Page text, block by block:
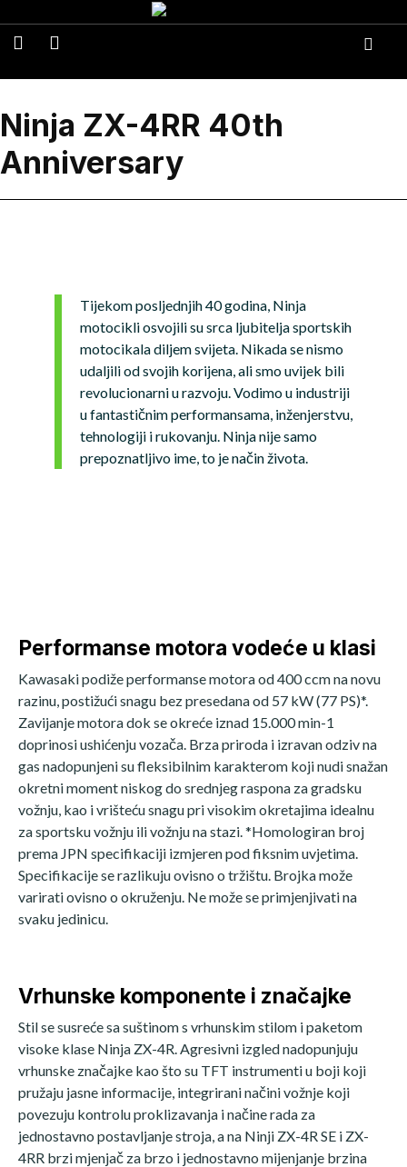
Ninja ZX-4RR 40th
Anniversary
Tijekom posljednjih 40 godina, Ninja
motocikli osvojili su srca ljubitelja sportskih
motocikala diljem svijeta. Nikada se nismo
udaljili od svojih korijena, ali smo uvijek bili
revolucionarni u razvoju. Vodimo u industriji
u fantastičnim performansama, inženjerstvu,
tehnologiji i rukovanju. Ninja nije samo
prepoznatljivo ime, to je način života.
Performanse motora vodeće u klasi
Kawasaki podiže performanse motora od 400 ccm na novu
razinu, postižući snagu bez presedana od 57 kW (77 PS)*.
Zavijanje motora dok se okreće iznad 15.000 min-1
doprinosi ushićenju vozača. Brza priroda i izravan odziv na
gas nadopunjeni su fleksibilnim karakterom koji nudi snažan
okretni moment niskog do srednjeg raspona za gradsku
vožnju, kao i vrišteću snagu pri visokim okretajima idealnu
za sportsku vožnju ili vožnju na stazi. *Homologiran broj
prema JPN specifikaciji izmjeren pod fiksnim uvjetima.
Specifikacije se razlikuju ovisno o tržištu. Brojka može
varirati ovisno o okruženju. Ne može se primjenjivati ​​na
svaku jedinicu.
Vrhunske komponente i značajke
Stil se susreće sa suštinom s vrhunskim stilom i paketom
visoke klase Ninja ZX-4R. Agresivni izgled nadopunjuju
vrhunske značajke kao što su TFT instrumenti u boji koji
pružaju jasne informacije, integrirani načini vožnje koji
povezuju kontrolu proklizavanja i načine rada za
jednostavno postavljanje stroja, a na Ninji ZX-4R SE i ZX-
4RR brzi mjenjač za brzo i jednostavno mijenjanje brzina